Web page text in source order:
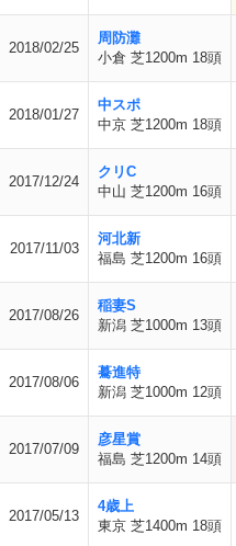
2018/02/25
周防灘
小倉 芝1200m 18頭
2018/01/27
中スポ
中京 芝1200m 18頭
2017/12/24
クリC
中山 芝1200m 16頭
2017/11/03
河北新
福島 芝1200m 16頭
2017/08/26
稲妻S
新潟 芝1000m 13頭
2017/08/06
驀進特
新潟 芝1000m 12頭
2017/07/09
彦星賞
福島 芝1200m 14頭
2017/05/13
4歳上
東京 芝1400m 18頭